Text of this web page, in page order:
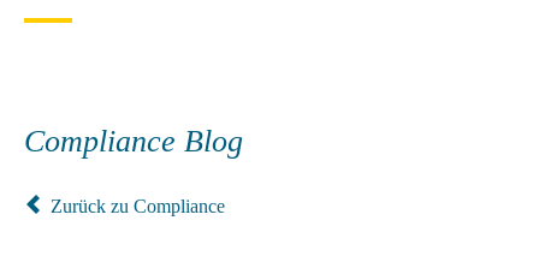
Compliance Blog
Zurück zu Compliance